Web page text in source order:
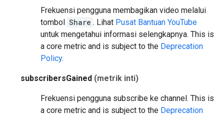
Frekuensi pengguna membagikan video melalui
tombol Share . Lihat Pusat Bantuan YouTube
untuk mengetahui informasi selengkapnya. This is
a core metric and is subject to the Deprecation
Policy.
subscribersGained (metrik inti)
Frekuensi pengguna subscribe ke channel. This is
a core metric and is subject to the Deprecation